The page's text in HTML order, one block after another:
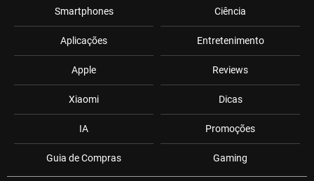
Smartphones
Aplicações
Apple
Xiaomi
IA
Guia de Compras
Ciência
Entretenimento
Reviews
Dicas
Promoções
Gaming